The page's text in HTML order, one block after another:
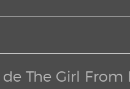
The Girl From